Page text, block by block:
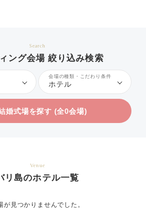
Search
ング会場 絞り込み検索
会場の種類・こだわり条件
ホテル
婚式場を探す (全0会場)
Venue
リ島のホテル一覧
が見つかりませんでした。